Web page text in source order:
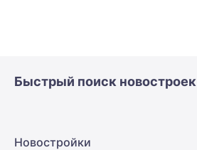
Быстрый поиск новостроек
Новостройки